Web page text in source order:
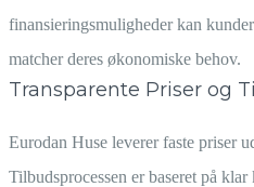
finansieringsmuligheder kan
matcher deres økonomiske behov.
Transparente Priser og
Eurodan Huse leverer faste priser
Tilbudsprocessen er baseret på